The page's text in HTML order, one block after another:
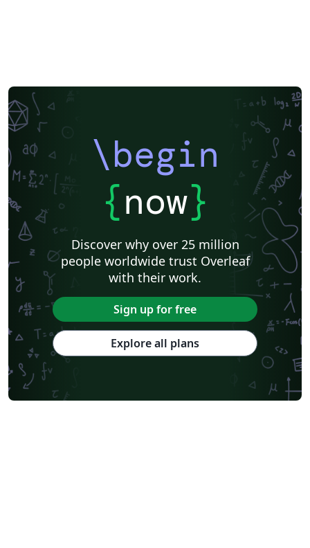
\begin
{now}
Discover why over 25 million
people worldwide trust Overleaf
with their work.
Sign up for free
Explore all plans